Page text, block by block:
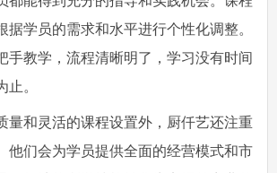
据学员的需求和水平进行个性化调整。
手教学，流程清晰明了，学习没有时间
止。
量和灵活的课程设置外，厨仟艺还注重
他们会为学员提供全面的经营模式和市